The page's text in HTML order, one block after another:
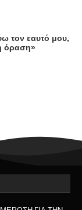
τον εαυτό μου,
όραση»